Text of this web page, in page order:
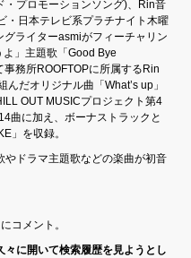
・プロモーションソング)、Rin音
・日本テレビ系プラチナイト木曜
グライターasmiがフィーチャリン
」主題歌「Good Bye
務所ROOFTOPに所属するRin
だオリジナル曲「What’s up」
OUT MUSICプロジェクト第4
曲に加え、ボーナストラックと
」を収録。
ドラマ主題歌などの楽曲が初音
コメント。
に開いて検索履歴を見ようとし